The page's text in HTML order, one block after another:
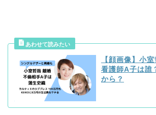
【顔画像】小
看護師A子は誰
から？